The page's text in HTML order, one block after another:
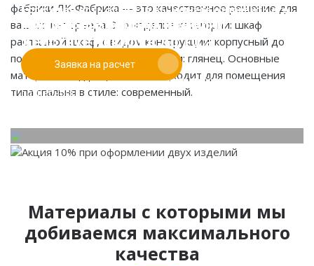
фабрики ЛК-Фабрика — это качественное решение для
вашего интерьера. Это изделие категории: шкаф
распашной шкаф, с видом конструкции: корпусный до
потолка на всю стену, и фасадами: глянец. Основные
материалы: мдф. Идеально подходит для помещения
типа спальня в стиле: современный.
Если у вас есть эскиз то вы можете отправить его
нам для предварительной оценки
Заявка на расчет
При заказе от двух изделий
действует скидка до 10%
Работаем только по индивидуальным проектам.
Адаптируем лучшие идеи дизайнеров под Ваши
потребности.
Материалы с которыми мы
добиваемся максимального
качества